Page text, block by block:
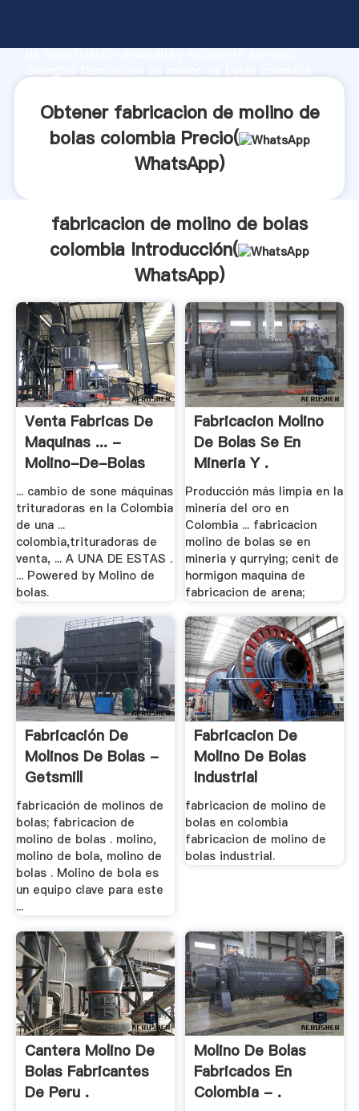
de investigación avanzada y excelente servicio,
clientes.
Obtener fabricacion de molino de
bolas colombia Precio(
WhatsApp)
fabricacion de molino de bolas
colombia Introducción(
WhatsApp)
Venta Fabricas De
Maquinas ... -
Molino-De-Bolas
... cambio de sone máquinas
trituradoras en la Colombia
de una ...
colombia,trituradoras de
venta, ... A UNA DE ESTAS .
... Powered by Molino de
bolas.
Fabricacion Molino
De Bolas Se En
Mineria Y .
Producción más limpia en la
minería del oro en
Colombia ... fabricacion
molino de bolas se en
mineria y qurrying; cenit de
hormigon maquina de
fabricacion de arena;
Fabricación De
Molinos De Bolas -
Getsmill
fabricación de molinos de
bolas; fabricacion de
molino de bolas . molino,
molino de bola, molino de
bolas . Molino de bola es
un equipo clave para este
...
Fabricacion De
Molino De Bolas
Industrial
fabricacion de molino de
bolas en colombia
fabricacion de molino de
bolas industrial.
Cantera Molino De
Bolas Fabricantes
De Peru .
Molino De Bolas
Fabricados En
Colombia - .